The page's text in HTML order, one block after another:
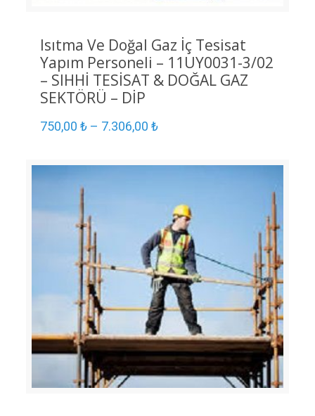
Isıtma Ve Doğal Gaz İç Tesisat
Yapım Personeli – 11UY0031-3/02
– SIHHİ TESİSAT & DOĞAL GAZ
SEKTÖRÜ – DİP
750,00 ₺– 7.306,00 ₺